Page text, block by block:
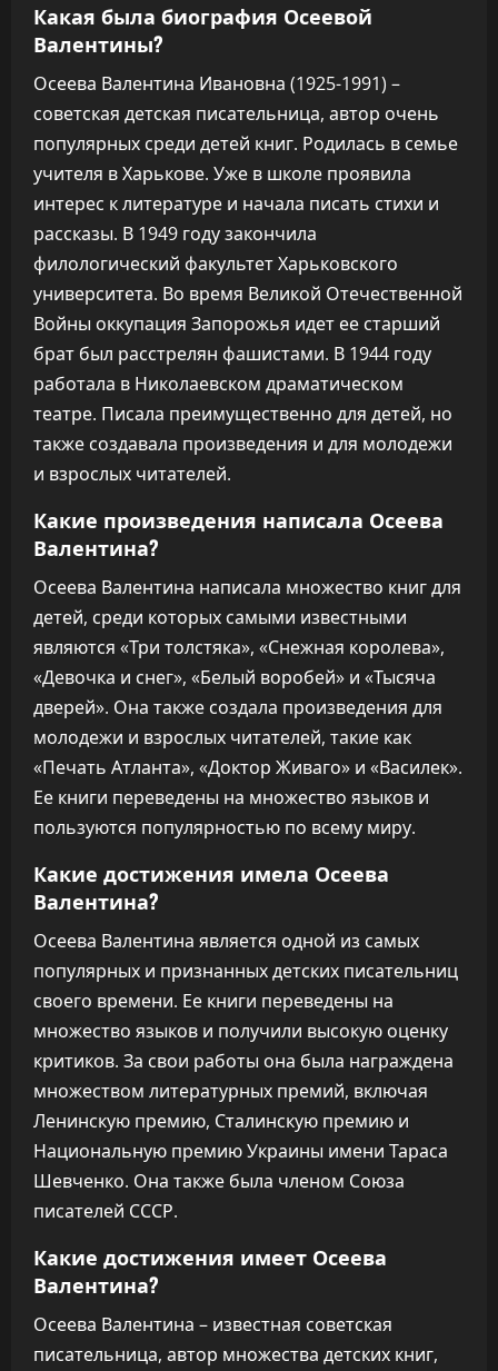
Какая была биография Осеевой
Валентины?
Осеева Валентина Ивановна (1925-1991) –
советская детская писательница, автор очень
популярных среди детей книг. Родилась в семье
учителя в Харькове. Уже в школе проявила
интерес к литературе и начала писать стихи и
рассказы. В 1949 году закончила
филологический факультет Харьковского
университета. Во время Великой Отечественной
Войны оккупация Запорожья идет ее старший
брат был расстрелян фашистами. В 1944 году
работала в Николаевском драматическом
театре. Писала преимущественно для детей, но
также создавала произведения и для молодежи
и взрослых читателей.
Какие произведения написала Осеева
Валентина?
Осеева Валентина написала множество книг для
детей, среди которых самыми известными
являются «Три толстяка», «Снежная королева»,
«Девочка и снег», «Белый воробей» и «Тысяча
дверей». Она также создала произведения для
молодежи и взрослых читателей, такие как
«Печать Атланта», «Доктор Живаго» и «Василек».
Ее книги переведены на множество языков и
пользуются популярностью по всему миру.
Какие достижения имела Осеева
Валентина?
Осеева Валентина является одной из самых
популярных и признанных детских писательниц
своего времени. Ее книги переведены на
множество языков и получили высокую оценку
критиков. За свои работы она была награждена
множеством литературных премий, включая
Ленинскую премию, Сталинскую премию и
Национальную премию Украины имени Тараса
Шевченко. Она также была членом Союза
писателей СССР.
Какие достижения имеет Осеева
Валентина?
Осеева Валентина – известная советская
писательница, автор множества детских книг,